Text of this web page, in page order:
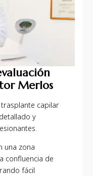
Merlos
capilar
y
una zona
confluencia de
fácil